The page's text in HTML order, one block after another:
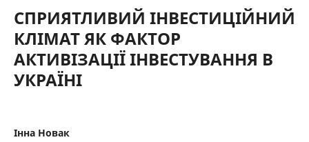
СПРИЯТЛИВИЙ ІНВЕСТИЦІЙНИЙ
КЛІМАТ ЯК ФАКТОР
АКТИВІЗАЦІЇ ІНВЕСТУВАННЯ В
УКРАЇНІ
Інна Новак